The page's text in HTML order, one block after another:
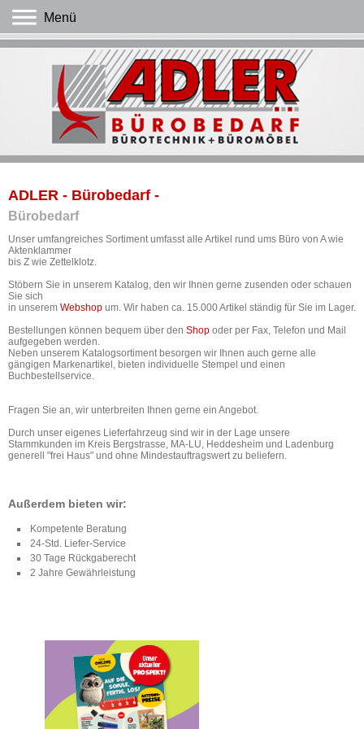
Menü
ADLER - Bürobedarf -
Bürobedarf
Unser umfangreiches Sortiment umfasst alle Artikel rund ums Büro von A wie
Aktenklammer
bis Z wie Zettelklotz.
Stöbern Sie in unserem Katalog, den wir Ihnen gerne zusenden oder schauen
Sie sich
in unserem Webshop um. Wir haben ca. 15.000 Artikel ständig für Sie im Lager.
Bestellungen können bequem über den Shop oder per Fax, Telefon und Mail
aufgegeben werden.
Neben unserem Katalogsortiment besorgen wir Ihnen auch gerne alle
gängigen Markenartikel, bieten individuelle Stempel und einen
Buchbestellservice.
Fragen Sie an, wir unterbreiten Ihnen gerne ein Angebot.
Durch unser eigenes Lieferfahrzeug sind wir in der Lage unsere
Stammkunden im Kreis Bergstrasse, MA-LU, Heddesheim und Ladenburg
generell "frei Haus" und ohne Mindestauftragswert zu beliefern.
Außerdem bieten wir:
Kompetente Beratung
24-Std. Liefer-Service
30 Tage Rückgaberecht
2 Jahre Gewährleistung